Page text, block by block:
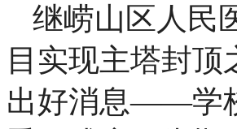
继崂山区人民
目实现主塔封
出好消息——学